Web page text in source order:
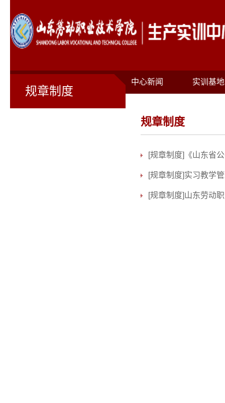
中心新闻 实训基地
规章制度
规章制度
[规章制度] 《山东省
[规章制度]实习教学
[规章制度]山东劳动